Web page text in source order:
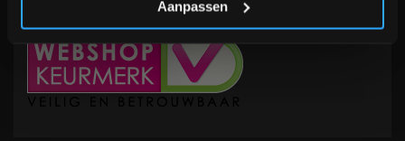
Aanpassen